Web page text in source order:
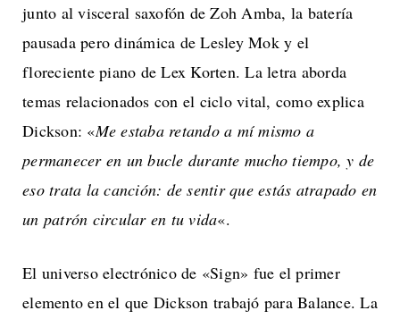
junto al visceral saxofón de Zoh Amba, la batería
pausada pero dinámica de Lesley Mok y el
floreciente piano de Lex Korten. La letra aborda
temas relacionados con el ciclo vital, como explica
Dickson: «Me estaba retando a mí mismo a
permanecer en un bucle durante mucho tiempo, y de
eso trata la canción: de sentir que estás atrapado en
un patrón circular en tu vida«.
El universo electrónico de «Sign» fue el primer
elemento en el que Dickson trabajó para Balance. La